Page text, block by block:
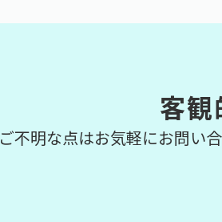
客観
ご不明な点はお気軽にお問い